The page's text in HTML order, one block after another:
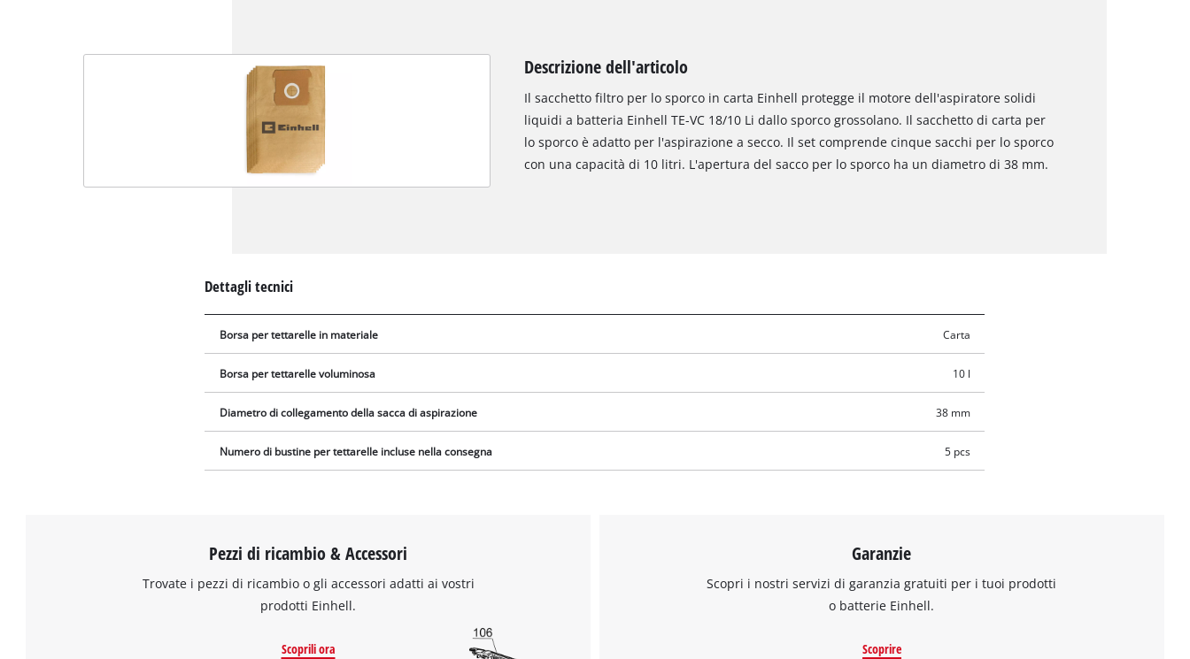
per caricare il servizio Google Maps !
Descrizione dell'articolo
Il sacchetto filtro per lo sporco in carta Einhell protegge il motore dell'aspiratore solidi
liquidi a batteria Einhell TE-VC 18/10 Li dallo sporco grossolano. Il sacchetto di carta per
lo sporco è adatto per l'aspirazione a secco. Il set comprende cinque sacchi per lo sporco
con una capacità di 10 litri. L'apertura del sacco per lo sporco ha un diametro di 38 mm.
Dettagli tecnici
Borsa per tettarelle in materiale Carta
Borsa per tettarelle voluminosa 10 l
Diametro di collegamento della sacca di aspirazione 38 mm
Numero di bustine per tettarelle incluse nella consegna 5 pcs
Pezzi di ricambio & Accessori
Trovate i pezzi di ricambio o gli accessori adatti ai vostri
prodotti Einhell.
Scoprili ora
Garanzie
Scopri i nostri servizi di garanzia gratuiti per i tuoi prodotti
o batterie Einhell.
Scoprire